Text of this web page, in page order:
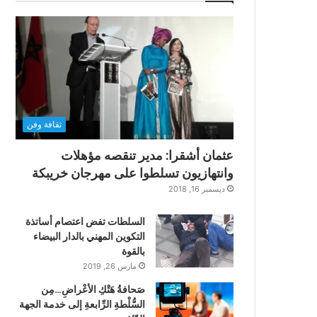
ثقافة وفن
عثمان أشقرا: مدير تنقصه مؤهلات
وانتهازيون تسلطوا على مهرجان خريبكة
ديسمبر 16, 2018
السلطات تفض اعتصام أساتذة
التكوين المهني بالدار البيضاء
بالقوة
مارس 26, 2019
صَحافةُ هَتْكِ الأعْراضِ…مِن
السُّلْطةِ الرِّابعةِ إلى خدمة الجهة